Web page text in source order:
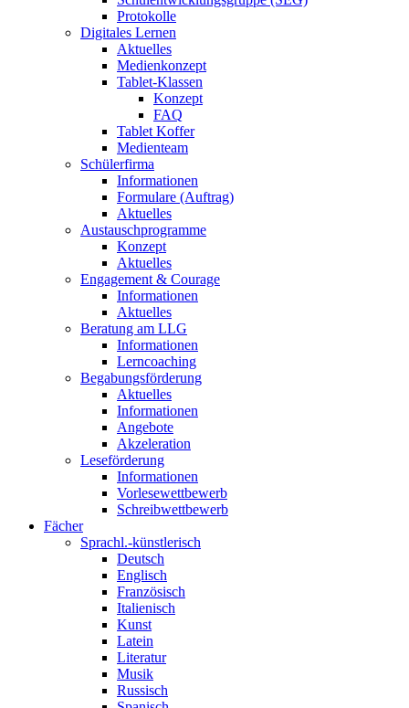
Protokolle
Digitales Lernen
Aktuelles
Medienkonzept
Tablet-Klassen
Konzept
FAQ
Tablet Koffer
Medienteam
Schülerfirma
Informationen
Formulare (Auftrag)
Aktuelles
Austauschprogramme
Konzept
Aktuelles
Engagement & Courage
Informationen
Aktuelles
Beratung am LLG
Informationen
Lerncoaching
Begabungsförderung
Aktuelles
Informationen
Angebote
Akzeleration
Leseförderung
Informationen
Vorlesewettbewerb
Schreibwettbewerb
Fächer
Sprachl.-künstlerisch
Deutsch
Englisch
Französisch
Italienisch
Kunst
Latein
Literatur
Musik
Russisch